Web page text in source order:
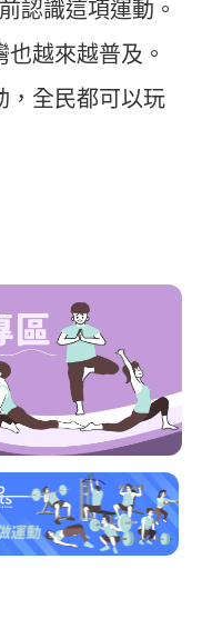
認識這項運動。
越來越普及。
，全民都可以玩